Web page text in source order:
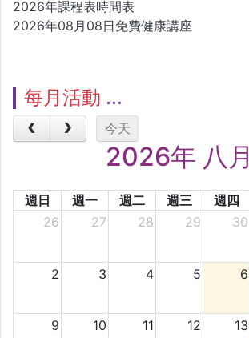
2026年課程表時間表
2026年08月08日免費健康講座
每月活動
今天
2026年 八月
週日 週一 週二 週三 週四
26
27 28 29 30
2 3 4 5 6
9 10 11 12 13